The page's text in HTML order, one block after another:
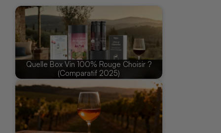
Quelle Box Vin 100% Rouge Choisir ?
(Comparatif 2025)